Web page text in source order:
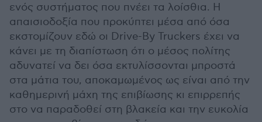
ενός συστήματος που πνέει τα λοίσθια. Η
απαισιοδοξία που προκύπτει μέσα από όσα
εκστομίζουν εδώ οι Drive-By Truckers έχει να
κάνει με τη διαπίστωση ότι ο μέσος πολίτης
αδυνατεί να δει όσα εκτυλίσσονται μπροστά
στα μάτια του, αποκαμωμένος ως είναι από την
καθημερινή μάχη της επιβίωσης κι επιρρεπής
στο να παραδοθεί στη βλακεία και την ευκολία